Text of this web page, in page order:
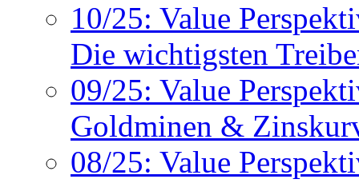
10/25: Value
Die wichtigsten
09/25: Value
Goldminen &
08/25: Value